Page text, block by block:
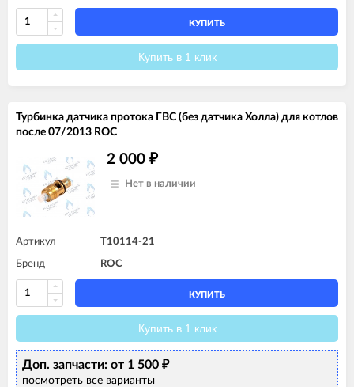
КУПИТЬ
Купить в 1 клик
Турбинка датчика протока ГВС (без датчика Холла) для котлов
после 07/2013 ROC
2 000 ₽
Нет в наличии
Артикул T10114-21
Бренд ROC
КУПИТЬ
Купить в 1 клик
Доп. запчасти: от 1 500 ₽
посмотреть все варианты